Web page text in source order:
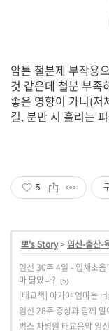
암튼 철분제 부작용
것 같은데 철분 부족
좋은 영향이 가니(저
길. 분만 시 흘리는
5
'뽀's Story> 임신-출산-
임신 30주 4일 - 입체초
마 닮았나?
(5)
[태교책] 아가야 엄마는
임신 28주 증상과 함께
벅스 차병원 태교음악 임